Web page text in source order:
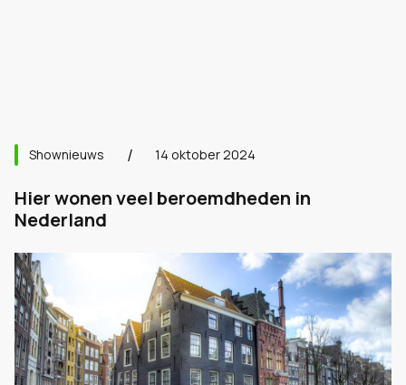
Shownieuws 14 oktober 2024
Hier wonen veel beroemdheden in
Nederland